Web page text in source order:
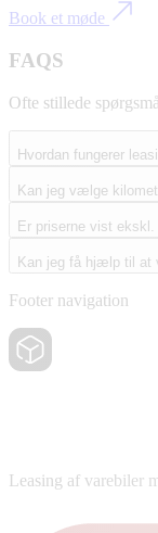
Book et møde
FAQS
Ofte stillede
Hvordan fungerer
Kan jeg vælge
Er priserne vist
Kan jeg få hjælp til at
Footer navigation
Leasing af varebiler